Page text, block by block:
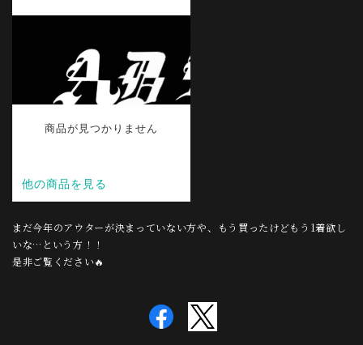
まだ今年のアウターが決まっていない方や、もう買ったけどもう1着欲し
いな…という方！！
是非ご覧ください🔥